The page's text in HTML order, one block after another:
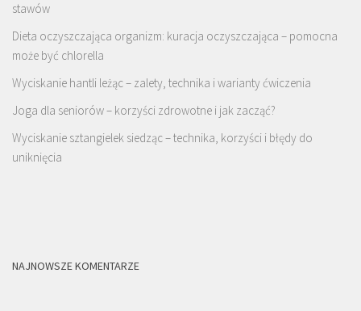
stawów
Dieta oczyszczająca organizm: kuracja oczyszczająca – pomocna
może być chlorella
Wyciskanie hantli leżąc – zalety, technika i warianty ćwiczenia
Joga dla seniorów – korzyści zdrowotne i jak zacząć?
Wyciskanie sztangielek siedząc – technika, korzyści i błędy do
uniknięcia
NAJNOWSZE KOMENTARZE